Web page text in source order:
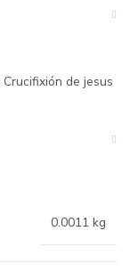
de jesus
0.0011 kg